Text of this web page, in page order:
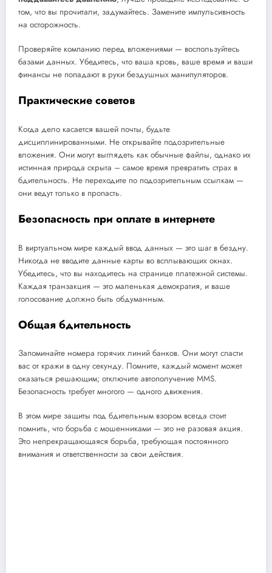
том, что вы прочитали, задумайтесь. Замените импульсивность
на осторожность.
Проверяйте компанию перед вложениями — воспользуйтесь
базами данных. Убедитесь, что ваша кровь, ваше время и ваши
финансы не попадают в руки бездушных манипуляторов.
Практические советов
Когда дело касается вашей почты, будьте
дисциплинированными. Не открывайте подозрительные
вложения. Они могут выглядеть как обычные файлы, однако их
истинная природа скрыта – самое время превратить страх в
бдительность. Не переходите по подозрительным ссылкам —
они ведут только в пропасть.
Безопасность при оплате в интернете
В виртуальном мире каждый ввод данных — это шаг в бездну.
Никогда не вводите данные карты во всплывающих окнах.
Убедитесь, что вы находитесь на странице платежной системы.
Каждая транзакция — это маленькая демократия, и ваше
голосование должно быть обдуманным.
Общая бдительность
Запоминайте номера горячих линий банков. Они могут спасти
вас от кражи в одну секунду. Помните, каждый момент может
оказаться решающим; отключите автополучение MMS.
Безопасность требует многого — одного движения.
В этом мире защиты под бдительным взором всегда стоит
помнить, что борьба с мошенниками — это не разовая акция.
Это непрекращающаяся борьба, требующая постоянного
внимания и ответственности за свои действия.